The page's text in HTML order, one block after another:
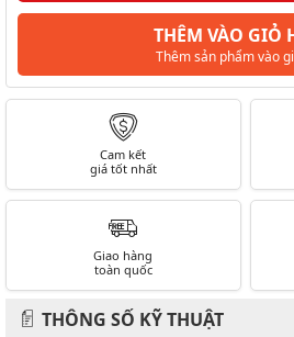
THÊM VÀO GIỎ
Thêm sản phẩm vào
Cam kết
giá tốt nhất
Giao hàng
toàn quốc
THÔNG SỐ KỸ THUẬT